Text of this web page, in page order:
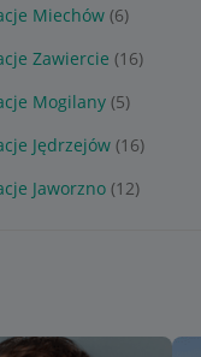
Miechów (6)
Zawiercie (16)
Mogilany (5)
Jędrzejów (16)
Jaworzno (12)